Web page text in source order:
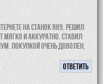
на станок r89, решил
мягко и аккуратно. Ставил
Покупкой очень доволен,
ОТВЕТИТЬ